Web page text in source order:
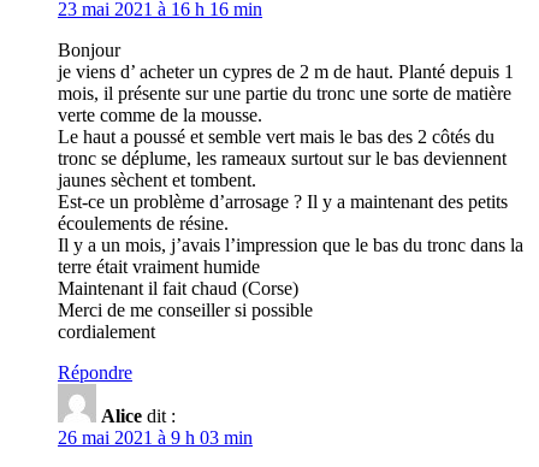
23 mai 2021 à 16 h 16 min
Bonjour
je viens d’ acheter un cypres de 2 m de haut. Planté depuis 1
mois, il présente sur une partie du tronc une sorte de matière
verte comme de la mousse.
Le haut a poussé et semble vert mais le bas des 2 côtés du
tronc se déplume, les rameaux surtout sur le bas deviennent
jaunes sèchent et tombent.
Est-ce un problème d’arrosage ? Il y a maintenant des petits
écoulements de résine.
Il y a un mois, j’avais l’impression que le bas du tronc dans la
terre était vraiment humide
Maintenant il fait chaud (Corse)
Merci de me conseiller si possible
cordialement
Répondre
Alice dit :
26 mai 2021 à 9 h 03 min